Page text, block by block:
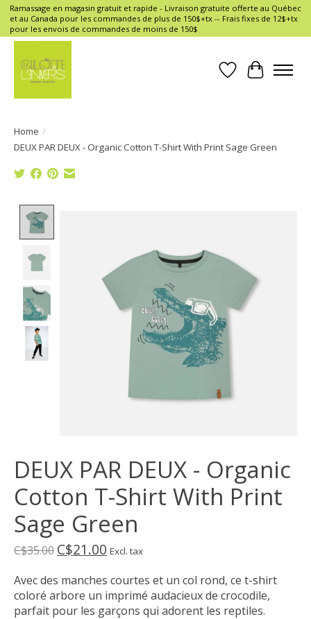
Ramassage en magasin gratuit et rapide - Livraison gratuite offerte au Québec
et au Canada pour les commandes de plus de 150$+tx -- Frais fixes de 12$+tx
pour les envois de commandes de moins de 150$
Wish List
Cart
Home /
DEUX PAR DEUX - Organic Cotton T-Shirt With Print Sage Green
DEUX PAR DEUX - Organic
Cotton T-Shirt With Print
Sage Green
C$35.00 C$21.00 Excl. tax
Avec des manches courtes et un col rond, ce t-shirt
coloré arbore un imprimé audacieux de crocodile,
parfait pour les garçons qui adorent les reptiles.